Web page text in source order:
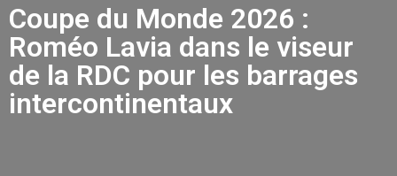
Coupe du Monde 2026 :
Roméo Lavia dans le viseur
de la RDC pour les barrages
intercontinentaux